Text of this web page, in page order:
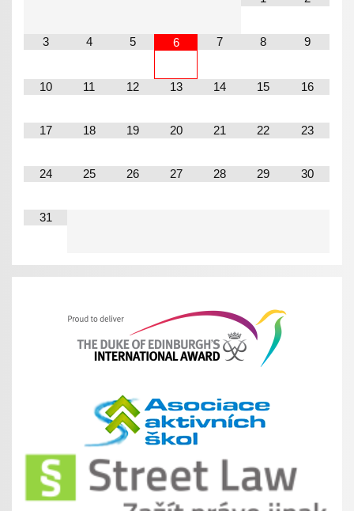
3 4 5 6 7 8 9
10 11 12 13 14 15 16
17 18 19 20 21 22 23
24 25 26 27 28 29 30
31